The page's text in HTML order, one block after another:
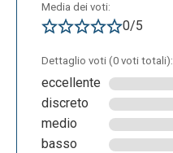
Media dei voti:
0/5
Dettaglio voti (0 voti totali):
eccellente
discreto
medio
basso